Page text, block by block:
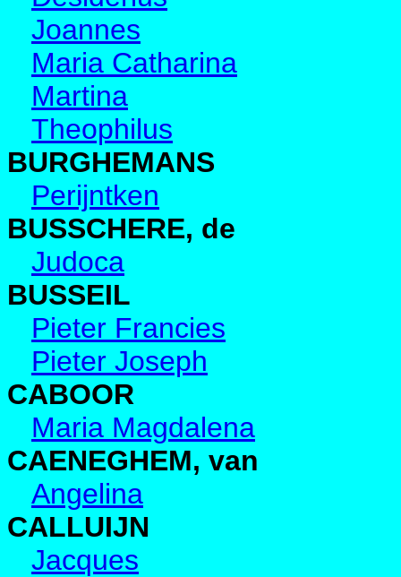
Joannes
Maria Catharina
Martina
Theophilus
BURGHEMANS
Perijntken
BUSSCHERE, de
Judoca
BUSSEIL
Pieter Francies
Pieter Joseph
CABOOR
Maria Magdalena
CAENEGHEM, van
Angelina
CALLUIJN
Jacques